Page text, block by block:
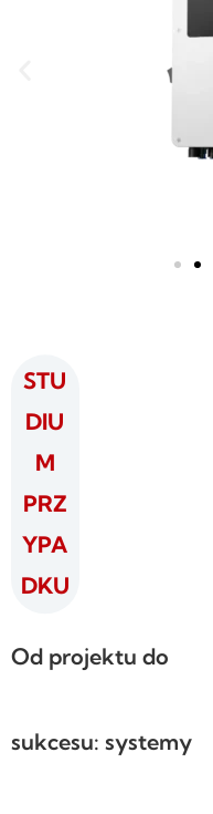
STU
DIU
M
PRZ
YPA
DKU
Od projektu do
sukcesu: systemy